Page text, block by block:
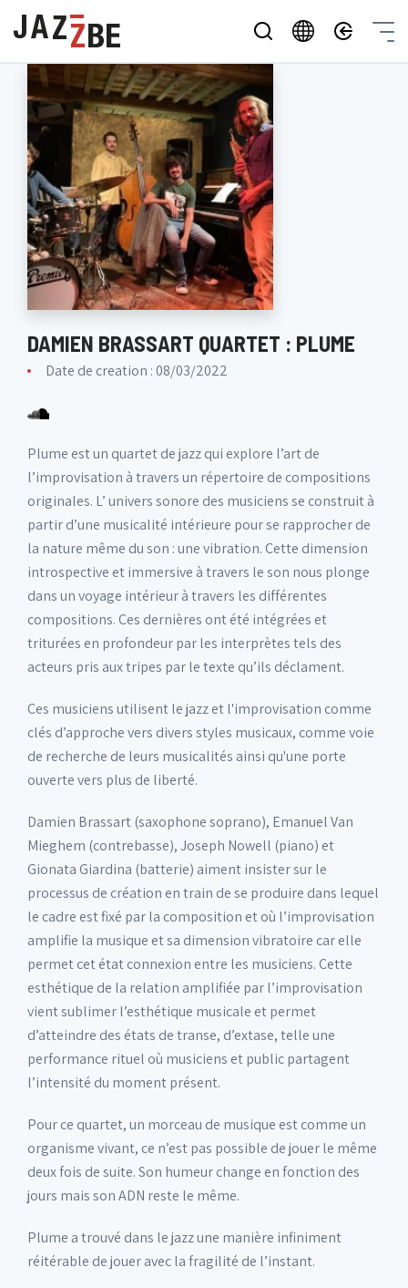
DAMIEN BRASSART QUARTET : PLUME
Date de creation : 08/03/2022
Plume est un quartet de jazz qui explore l’art de
l’improvisation à travers un répertoire de compositions
originales. L’ univers sonore des musiciens se construit à
partir d’une musicalité intérieure pour se rapprocher de
la nature même du son : une vibration. Cette dimension
introspective et immersive à travers le son nous plonge
dans un voyage intérieur à travers les différentes
compositions. Ces dernières ont été intégrées et
triturées en profondeur par les interprètes tels des
acteurs pris aux tripes par le texte qu’ils déclament.
Ces musiciens utilisent le jazz et l'improvisation comme
clés d’approche vers divers styles musicaux, comme voie
de recherche de leurs musicalités ainsi qu'une porte
ouverte vers plus de liberté.
Damien Brassart (saxophone soprano), Emanuel Van
Mieghem (contrebasse), Joseph Nowell (piano) et
Gionata Giardina (batterie) aiment insister sur le
processus de création en train de se produire dans lequel
le cadre est fixé par la composition et où l’improvisation
amplifie la musique et sa dimension vibratoire car elle
permet cet état connexion entre les musiciens. Cette
esthétique de la relation amplifiée par l’improvisation
vient sublimer l’esthétique musicale et permet
d’atteindre des états de transe, d’extase, telle une
performance rituel où musiciens et public partagent
l’intensité du moment présent.
Pour ce quartet, un morceau de musique est comme un
organisme vivant, ce n’est pas possible de jouer le même
deux fois de suite. Son humeur change en fonction des
jours mais son ADN reste le même.
Plume a trouvé dans le jazz une manière infiniment
réitérable de jouer avec la fragilité de l’instant.